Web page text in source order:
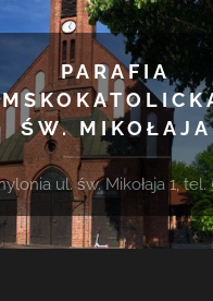
PARAFIA
ŚW. MIKOŁAJA
ul. św. Mikołaja 1, tel.